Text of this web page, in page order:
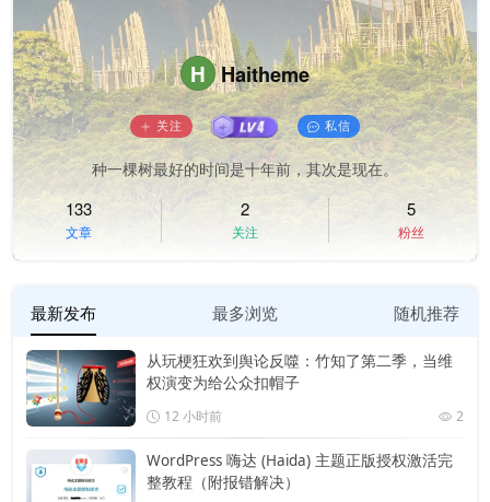
H Haitheme
关注 私信
种一棵树最好的时间是十年前，其次是现在。
133
文章
2
关注
5
粉丝
最新发布 最多浏览 随机推荐
从玩梗狂欢到舆论反噬：竹知了第二季，当维
权演变为给公众扣帽子
12 小时前 2
WordPress 嗨达 (Haida) 主题正版授权激活完
整教程（附报错解决）